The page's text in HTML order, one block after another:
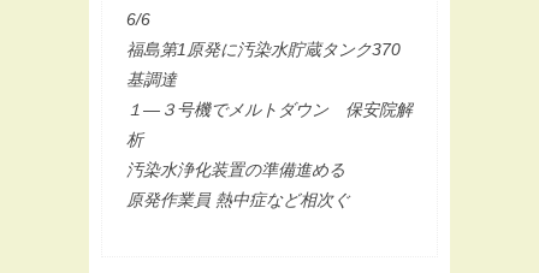
6/6
福島第1原発に汚染水貯蔵タンク370
基調達
１―３号機でメルトダウン 保安院解
析
汚染水浄化装置の準備進める
原発作業員 熱中症など相次ぐ